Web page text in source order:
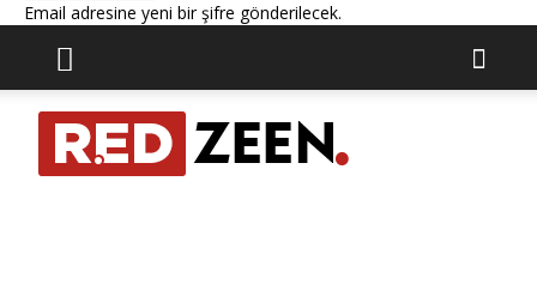
Email adresine yeni bir şifre gönderilecek.